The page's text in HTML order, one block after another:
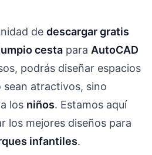
de descargar gratis
cesta para AutoCAD
podrás diseñar espacios
sean atractivos, sino
los niños. Estamos aquí
los mejores diseños para
infantiles.